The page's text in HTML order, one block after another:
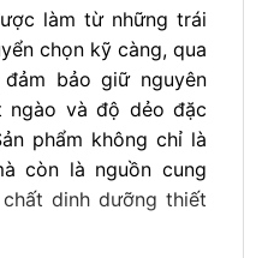
làm từ những trái
chọn kỹ càng, qua
bảo giữ nguyên
ngào và độ dẻo đặc
phẩm không chỉ là
còn là nguồn cung
dinh dưỡng thiết